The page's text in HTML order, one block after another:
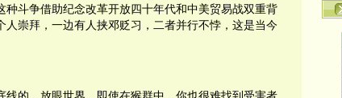
种斗争借助纪念改革开放四十年代和中美贸易战双重背
人崇拜，一边有人挟邓贬习，二者并行不悖，这是当今
线的，放眼世界，即使在猴群中，你也很难找到受害者